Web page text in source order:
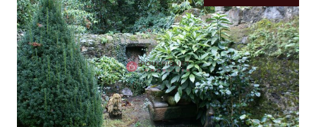
voir le bien